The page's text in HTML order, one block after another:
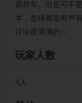
易拼车。但是可不
本，盘得都是有声
讨论度满满的～
玩家人数
4人